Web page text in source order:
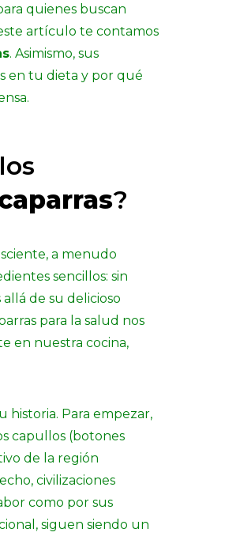
quienes buscan
artículo te contamos
. Asimismo, sus
en tu dieta y por qué
?
a menudo
sencillos: sin
de su delicioso
para la salud nos
en nuestra cocina,
historia. Para empezar,
capullos (botones
de la región
civilizaciones
como por sus
siguen siendo un